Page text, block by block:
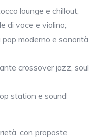
lounge e chillout;
di voce e violino;
pop moderno e sonorità
crossover jazz, soul
station e sound
con proposte